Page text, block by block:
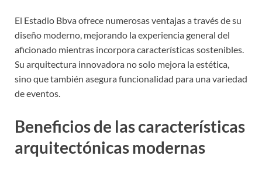
El Estadio Bbva ofrece numerosas ventajas a través de su
diseño moderno, mejorando la experiencia general del
aficionado mientras incorpora características sostenibles.
Su arquitectura innovadora no solo mejora la estética,
sino que también asegura funcionalidad para una variedad
de eventos.
Beneficios de las características
arquitectónicas modernas